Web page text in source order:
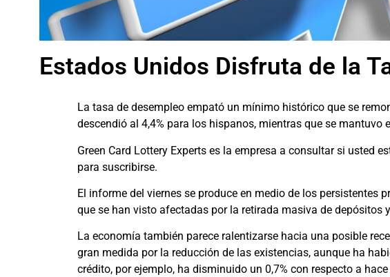
Estados Unidos Disfruta de la
La tasa de desempleo empató un mínimo histórico que se
descendió al 4,4% para los hispanos, mientras que se
Green Card Lottery Experts es la empresa a consultar si usted
para suscribirse.
El informe del viernes se produce en medio de los
que se han visto afectadas por la retirada masiva de depósitos
La economía también parece ralentizarse hacia una posible
gran medida por la reducción de las existencias, aunque ha
crédito, por ejemplo, ha disminuido un 0,7% con respecto a